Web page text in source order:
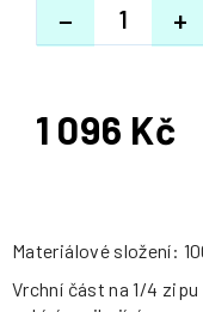
+
−
1 096 Kč
Měrná
Materiálové složení:
Vrchní část na 1/4